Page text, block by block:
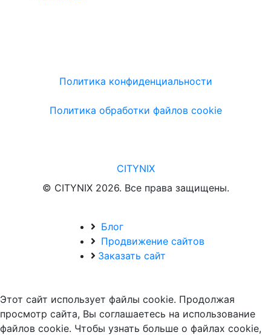
Политика конфиденциальности
Политика обработки файлов cookie
CITYNIX
© CITYNIX 2026. Все права защищены.
Блог
Продвижение сайтов
Заказать сайт
Этот сайт использует файлы cookie. Продолжая
просмотр сайта, Вы соглашаетесь на использование
файлов cookie. Чтобы узнать больше о файлах cookie,